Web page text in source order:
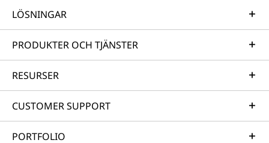
LÖSNINGAR
PRODUKTER OCH TJÄNSTER
RESURSER
CUSTOMER SUPPORT
PORTFOLIO